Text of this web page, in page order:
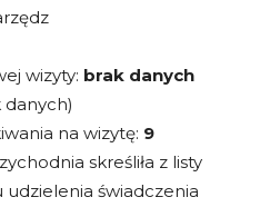
wizyty: brak danych
danych)
na wizytę: 9
skreśliła z listy
świadczenia